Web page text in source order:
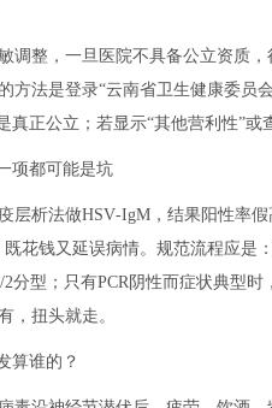
调整，一旦医院不具备公立资质
方法是登录“云南省卫生健康委员
正公立；若显示“其他营利性”或
项都可能是坑
层析法做HSV‐IgM，结果阳性率
花钱又延误病情。规范流程应是
型；只有PCR阴性而症状典型
，扭头就走。
算谁的？